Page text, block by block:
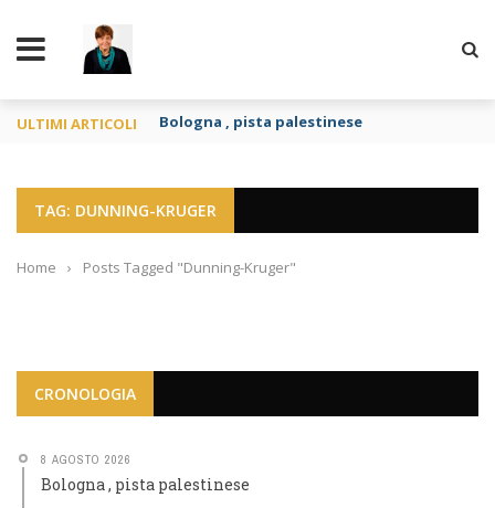
ULTIMI ARTICOLI Bologna , pista palestinese
TAG: DUNNING-KRUGER
Home › Posts Tagged "Dunning-Kruger"
CRONOLOGIA
8 AGOSTO 2026
Bologna , pista palestinese